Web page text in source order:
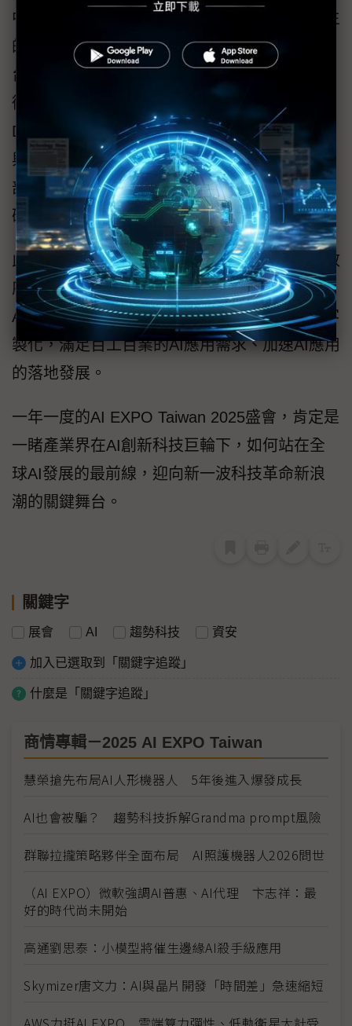
中，除了AI設備昂貴外也容易遇到雲端AI所衍生
的資安風險，因此群聯電子透過aiDAPTIV+ 平
台提供邊緣AI訓練與推論解決方案，以專利技
術aiDAPTIVCache (AI 100 SSD) 擴充
DRAM/HBM記憶體容量，不僅有效提升AI訓練
與推論效能，同時可確保數據安全並擁有彈性
部署AI運算架構的可擴充性，隨時滿足企業、
研究機構等需求。
此外，群聯電子的aiDAPTIV+方案能讓企業、政
府、學校等組織單位以可負擔的成本導入邊緣
AI，並藉由fine-tuning 微調運算實踐AI模型的客
製化，滿足百工百業的AI應用需求、加速AI應用
的落地發展。
一年一度的AI EXPO Taiwan 2025盛會，肯定是
一睹產業界在AI創新科技巨輪下，如何站在全
球AI發展的最前線，迎向新一波科技革命新浪
潮的關鍵舞台。
關鍵字
展會 AI 趨勢科技 資安
加入已選取到「關鍵字追蹤」
什麼是「關鍵字追蹤」
商情專輯－2025 AI EXPO Taiwan
慧榮搶先布局AI人形機器人 5年後進入爆發成長
AI也會被騙？ 趨勢科技拆解Grandma prompt風險
群聯拉攏策略夥伴全面布局 AI照護機器人2026問世
（AI EXPO）微軟強調AI普惠、AI代理 卞志祥：最
好的時代尚未開始
高通劉思泰：小模型將催生邊緣AI殺手級應用
Skymizer唐文力：AI與晶片開發「時間差」急速縮短